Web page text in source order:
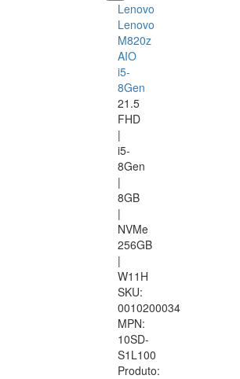
Lenovo
Lenovo
M820z
AIO
i5-
8Gen
21.5
FHD
|
i5-
8Gen
|
8GB
|
NVMe
256GB
|
W11H
SKU:
0010200034
MPN:
10SD-
S1L100
Produto: